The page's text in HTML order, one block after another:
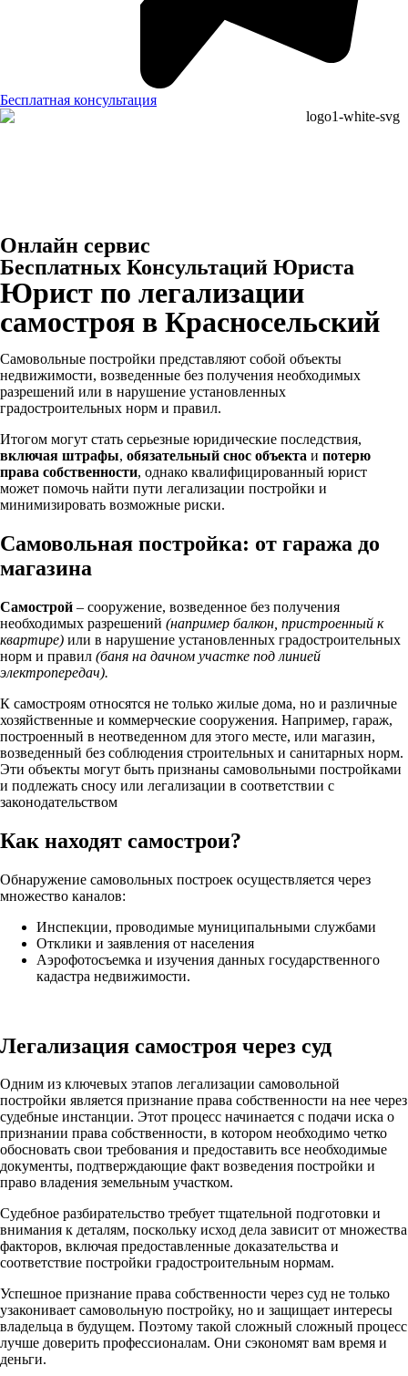
Бесплатная консультация
Онлайн сервис
Бесплатных Консультаций Юриста
Юрист по легализации
самостроя в Красносельский
Самовольные постройки представляют собой объекты
недвижимости, возведенные без получения необходимых
разрешений или в нарушение установленных
градостроительных норм и правил.
Итогом могут стать серьезные юридические последствия,
включая штрафы, обязательный снос объекта и потерю
права собственности, однако квалифицированный юрист
может помочь найти пути легализации постройки и
минимизировать возможные риски.
Самовольная постройка: от гаража до
магазина
Самострой – сооружение, возведенное без получения
необходимых разрешений (например балкон, пристроенный к
квартире) или в нарушение установленных градостроительных
норм и правил (баня на дачном участке под линией
электропередач).
К самостроям относятся не только жилые дома, но и различные
хозяйственные и коммерческие сооружения. Например, гараж,
построенный в неотведенном для этого месте, или магазин,
возведенный без соблюдения строительных и санитарных норм.
Эти объекты могут быть признаны самовольными постройками
и подлежать сносу или легализации в соответствии с
законодательством
Как находят самострои?
Обнаружение самовольных построек осуществляется через
множество каналов:
Инспекции, проводимые муниципальными службами
Отклики и заявления от населения
Аэрофотосъемка и изучения данных государственного
кадастра недвижимости.
Легализация самостроя через суд
Одним из ключевых этапов легализации самовольной
постройки является признание права собственности на нее через
судебные инстанции. Этот процесс начинается с подачи иска о
признании права собственности, в котором необходимо четко
обосновать свои требования и предоставить все необходимые
документы, подтверждающие факт возведения постройки и
право владения земельным участком.
Судебное разбирательство требует тщательной подготовки и
внимания к деталям, поскольку исход дела зависит от множества
факторов, включая предоставленные доказательства и
соответствие постройки градостроительным нормам.
Успешное признание права собственности через суд не только
узаконивает самовольную постройку, но и защищает интересы
владельца в будущем. Поэтому такой сложный сложный процесс
лучше доверить профессионалам. Они сэкономят вам время и
деньги.